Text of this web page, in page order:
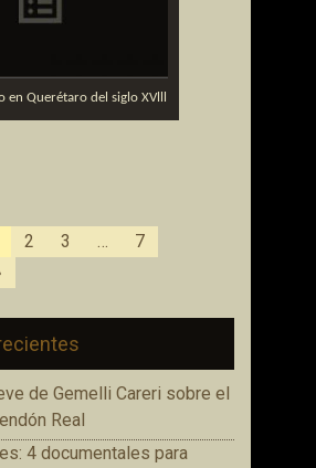
en Querétaro del siglo XVlll
2 3 …
7
de Gemelli Careri sobre el
Real
4 documentales para